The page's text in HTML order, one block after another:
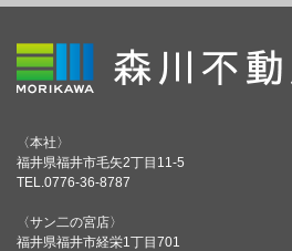
〈本社〉
福井県福井市毛矢2丁目11-5
TEL.0776-36-8787
〈サン二の宮店〉
福井県福井市経栄1丁目701